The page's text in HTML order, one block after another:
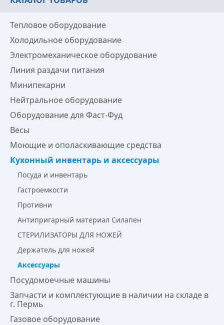
Тепловое оборудование
Холодильное оборудование
Электромеханическое оборудование
Линия раздачи питания
Минипекарни
Нейтральное оборудование
Оборудование для Фаст-Фуд
Весы
Моющие и ополаскивающие средства
Кухонный инвентарь и аксессуары
Посуда и инвентарь
Гастроемкости
Противни
Антипригарный материал Силапен
СТЕРИЛИЗАТОРЫ ДЛЯ НОЖЕЙ
Держатель для ножей
Аксессуары
Посудомоечные машины
Запчасти и комплектующие в наличии на складе в
г. Пермь
Газовое оборудование